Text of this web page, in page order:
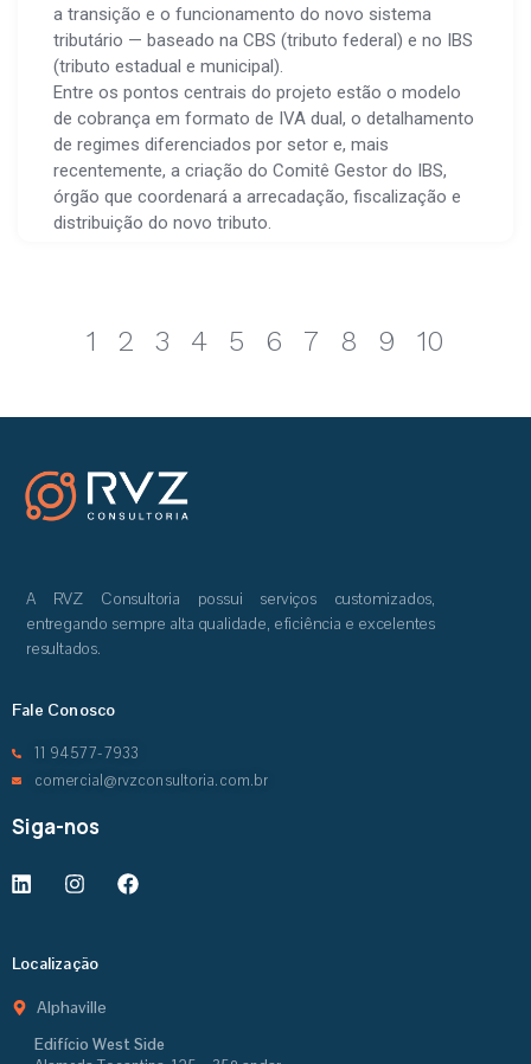
a transição e o funcionamento do novo sistema
tributário — baseado na CBS (tributo federal) e no IBS
(tributo estadual e municipal).
Entre os pontos centrais do projeto estão o modelo
de cobrança em formato de IVA dual, o detalhamento
de regimes diferenciados por setor e, mais
recentemente, a criação do Comitê Gestor do IBS,
órgão que coordenará a arrecadação, fiscalização e
distribuição do novo tributo.
1 2 3 4 5 6 7 8 9 10
A RVZ Consultoria possui serviços customizados,
entregando sempre alta qualidade, eficiência e excelentes
resultados.
Fale Conosco
11 94577-7933
comercial@rvzconsultoria.com.br
Siga-nos
Localização
Alphaville
Edifício West Side